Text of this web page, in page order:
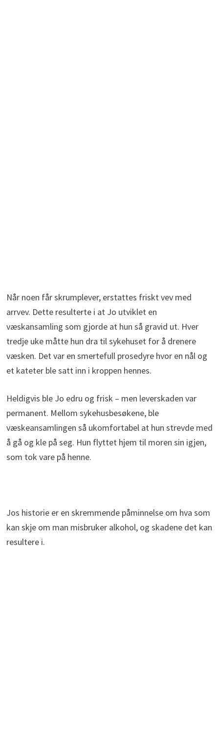
Når noen får skrumplever, erstattes friskt vev med
arrvev. Dette resulterte i at Jo utviklet en
væskansamling som gjorde at hun så gravid ut. Hver
tredje uke måtte hun dra til sykehuset for å drenere
væsken. Det var en smertefull prosedyre hvor en nål og
et kateter ble satt inn i kroppen hennes.
Heldigvis ble Jo edru og frisk – men leverskaden var
permanent. Mellom sykehusbesøkene, ble
væskeansamlingen så ukomfortabel at hun strevde med
å gå og kle på seg. Hun flyttet hjem til moren sin igjen,
som tok vare på henne.
Jos historie er en skremmende påminnelse om hva som
kan skje om man misbruker alkohol, og skadene det kan
resultere i.